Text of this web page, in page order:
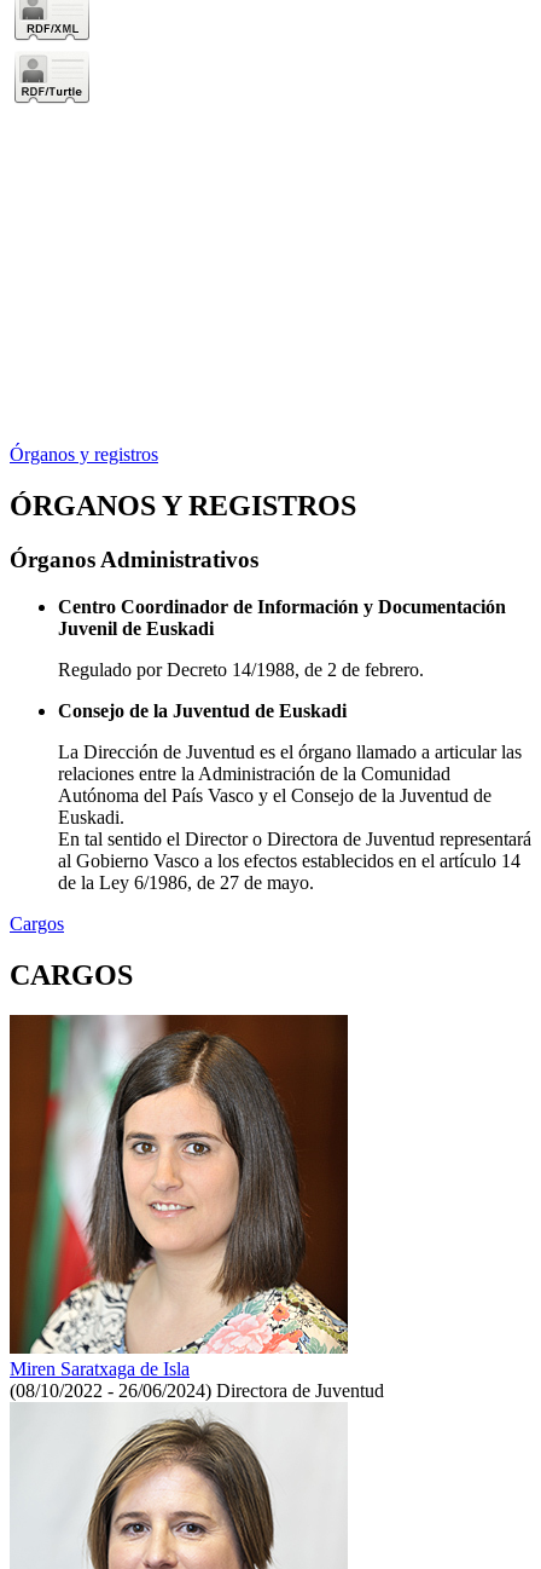
Órganos y registros
ÓRGANOS Y REGISTROS
Órganos Administrativos
Centro Coordinador de Información y Documentación
Juvenil de Euskadi
Regulado por Decreto 14/1988, de 2 de febrero.
Consejo de la Juventud de Euskadi
La Dirección de Juventud es el órgano llamado a articular las
relaciones entre la Administración de la Comunidad
Autónoma del País Vasco y el Consejo de la Juventud de
Euskadi.
En tal sentido el Director o Directora de Juventud representará
al Gobierno Vasco a los efectos establecidos en el artículo 14
de la Ley 6/1986, de 27 de mayo.
Cargos
CARGOS
Miren Saratxaga de Isla
(08/10/2022 - 26/06/2024) Directora de Juventud